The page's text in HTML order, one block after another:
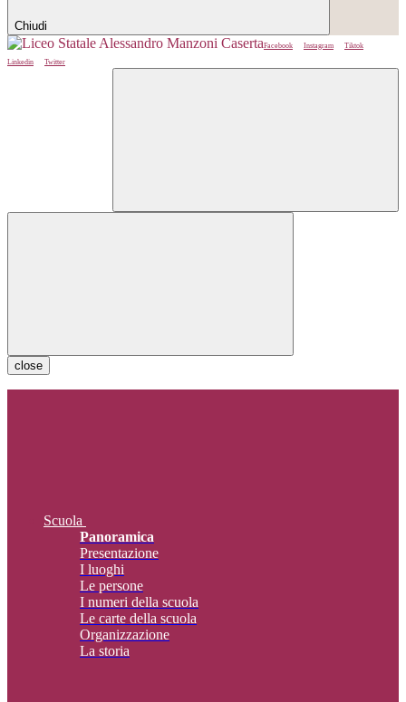
Chiudi
Facebook Instagram
Tiktok
Linkedin
Twitter
close
Scuola
Panoramica
Presentazione
I luoghi
Le persone
I numeri della scuola
Le carte della scuola
Organizzazione
La storia